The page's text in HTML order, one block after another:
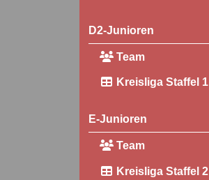
D2-Junioren
Team
Kreisliga Staffel 1
E-Junioren
Team
Kreisliga Staffel 2